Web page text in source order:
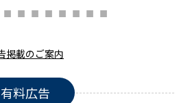
掲載のご案内
有料広告